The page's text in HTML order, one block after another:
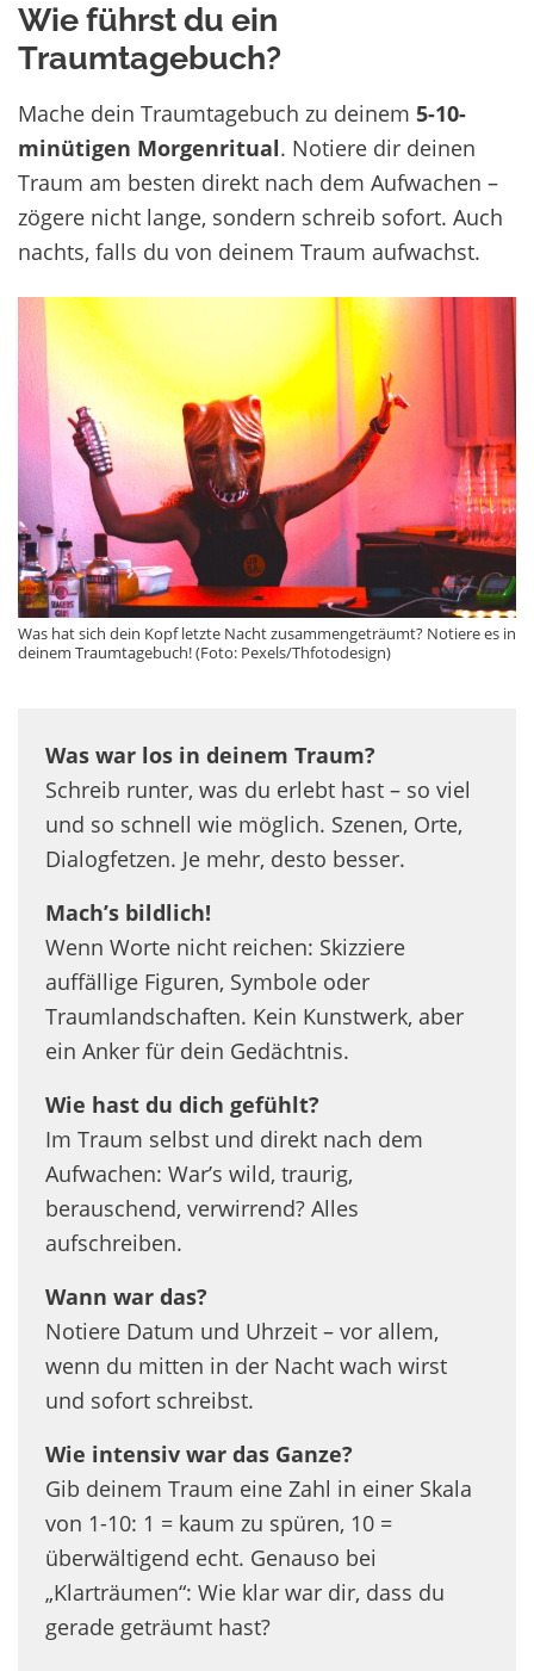
Wie führst du ein
Traumtagebuch?
Mache dein Traumtagebuch zu deinem 5-10-
minütigen Morgenritual. Notiere dir deinen
Traum am besten direkt nach dem Aufwachen –
zögere nicht lange, sondern schreib sofort. Auch
nachts, falls du von deinem Traum aufwachst.
Was hat sich dein Kopf letzte Nacht zusammengeträumt? Notiere es in
deinem Traumtagebuch! (Foto: Pexels/Thfotodesign)
Was war los in deinem Traum?
Schreib runter, was du erlebt hast – so viel
und so schnell wie möglich. Szenen, Orte,
Dialogfetzen. Je mehr, desto besser.
Mach’s bildlich!
Wenn Worte nicht reichen: Skizziere
auffällige Figuren, Symbole oder
Traumlandschaften. Kein Kunstwerk, aber
ein Anker für dein Gedächtnis.
Wie hast du dich gefühlt?
Im Traum selbst und direkt nach dem
Aufwachen: War’s wild, traurig,
berauschend, verwirrend? Alles
aufschreiben.
Wann war das?
Notiere Datum und Uhrzeit – vor allem,
wenn du mitten in der Nacht wach wirst
und sofort schreibst.
Wie intensiv war das Ganze?
Gib deinem Traum eine Zahl in einer Skala
von 1-10: 1 = kaum zu spüren, 10 =
überwältigend echt. Genauso bei
„Klarträumen“: Wie klar war dir, dass du
gerade geträumt hast?